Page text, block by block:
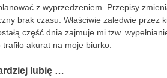
z wyprzedzeniem. Przepisy
brak czasu. Właściwie zaledwie przez
część dnia zajmuje mi tzw.
akurat na moje biurko.
lubię …